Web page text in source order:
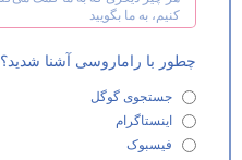
چطور با راماروسی آشنا شدید؟
جستجوی گوگل
اینستاگرام
فیسبوک